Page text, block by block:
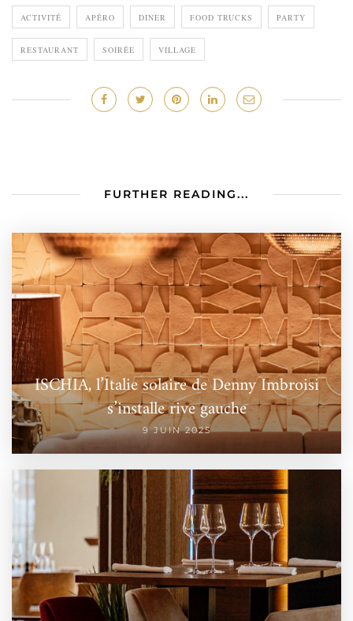
ACTIVITÉ APÉRO DINER FOOD TRUCKS PARTY
RESTAURANT SOIRÉE VILLAGE
FURTHER READING...
ISCHIA, l’Italie solaire de Denny Imbroisi
s’installe rive gauche
9 JUIN 2025